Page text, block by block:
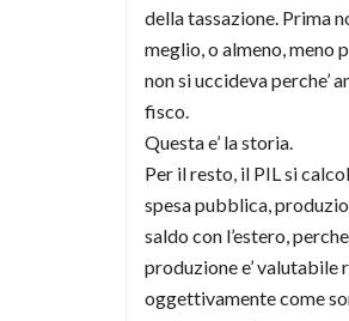
della tassazione. Prima
meglio, o almeno, meno
non si uccideva perche’
fisco.
Questa e’ la storia.
Per il resto, il PIL si
spesa pubblica,
saldo con l’estero,
produzione e’ valutabile
oggettivamente come